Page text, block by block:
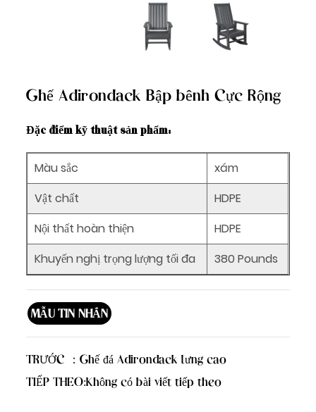
Ghế Adirondack Bập bênh Cực Rộng
Đặc điểm kỹ thuật sản phẩm:
Màu sắc
xám
Vật chất
HDPE
Nội thất hoàn thiện
HDPE
Khuyến nghị trọng lượng tối đa
380 Pounds
MẪU TIN NHẮN
TRƯỚC ：Ghế đá Adirondack lưng cao
TIẾP THEO:Không có bài viết tiếp theo